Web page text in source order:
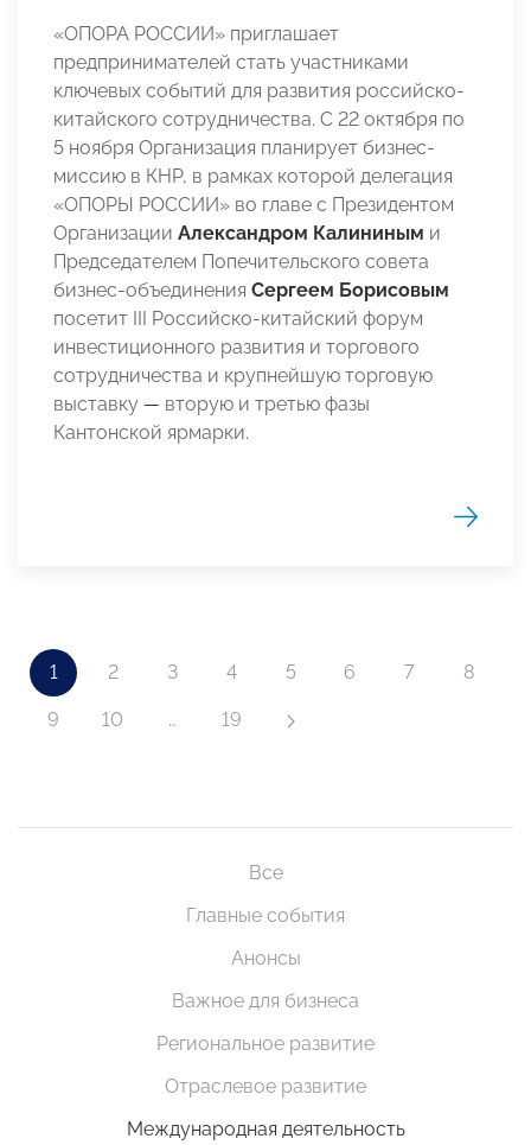
«ОПОРА РОССИИ» приглашает
предпринимателей стать участниками
ключевых событий для развития российско-
китайского сотрудничества. С 22 октября по
5 ноября Организация планирует бизнес-
миссию в КНР, в рамках которой делегация
«ОПОРЫ РОССИИ» во главе с Президентом
Организации Александром Калининым и
Председателем Попечительского совета
бизнес-объединения Сергеем Борисовым
посетит III Российско-китайский форум
инвестиционного развития и торгового
сотрудничества и крупнейшую торговую
выставку — вторую и третью фазы
Кантонской ярмарки.
1 2 3 4 5 6 7 8
9 10 … 19
Все
Главные события
Анонсы
Важное для бизнеса
Региональное развитие
Отраслевое развитие
Международная деятельность